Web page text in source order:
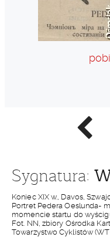
Poprzednie
zdjęcie
Sygnatura:
Koniec XIX w., Davos,
Portret Pedera Oeslunda-
momencie startu do
Fot. NN, zbiory Ośrodka
Towarzystwo Cyklistów